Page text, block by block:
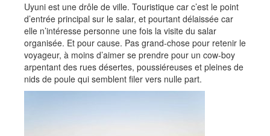
Uyuni est une drôle de ville. Touristique car c’est le point
d’entrée principal sur le salar, et pourtant délaissée car
elle n’intéresse personne une fois la visite du salar
organisée. Et pour cause. Pas grand-chose pour retenir le
voyageur, à moins d’aimer se prendre pour un cow-boy
arpentant des rues désertes, poussiéreuses et pleines de
nids de poule qui semblent filer vers nulle part.